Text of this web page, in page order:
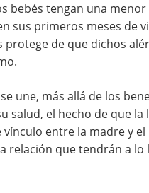
bebés tengan una
sus primeros meses de
protege de que dichos
une, más allá de los
salud, el hecho de que la
entre la madre y el
relación que tendrán a lo